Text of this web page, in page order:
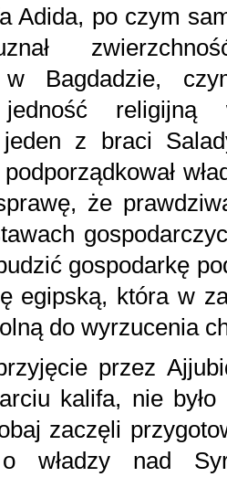
Adida, po czym
w Bagdadzie,
jedność
jeden z braci
że
gospodarkę
egipską, która w
do wyrzucenia
przez
kalifa, nie
zaczęli
o władzy nad